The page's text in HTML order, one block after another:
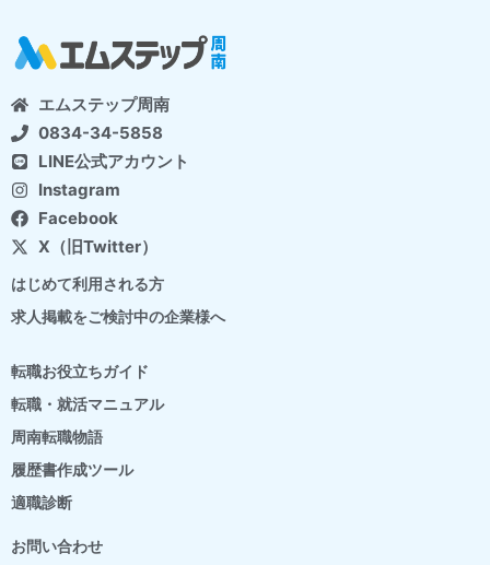
エムステップ周南
0834-34-5858
LINE公式アカウント
Instagram
Facebook
X（旧Twitter）
はじめて利用される方
求人掲載をご検討中の企業様へ
転職お役立ちガイド
転職・就活マニュアル
周南転職物語
履歴書作成ツール
適職診断
お問い合わせ